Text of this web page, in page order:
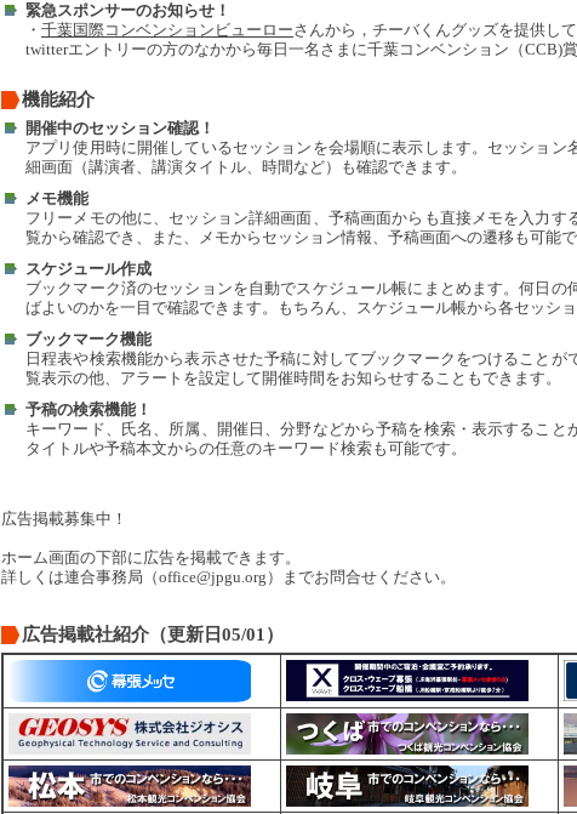
緊急スポンサーのお知らせ！
・ 千葉国際コンベンションビューローさんから，チーバくんグッズを提供し
twitterエントリーの方のなかから毎日一名さまに千葉コンベンション（CCB)
機能紹介
開催中のセッション確認！
アプリ使用時に開催しているセッションを会場順に表示します。セッション
細画面（講演者、講演タイトル、時間など）も確認できます。
メモ機能
フリーメモの他に、セッション詳細画面、予稿画面からも直接メモを入力す
覧から確認でき、また、メモからセッション情報、予稿画面への遷移も可能で
スケジュール作成
ブックマーク済のセッションを自動でスケジュール帳にまとめます。何日の
ばよいのかを一目で確認できます。もちろん、スケジュール帳から各セッシ
ブックマーク機能
日程表や検索機能から表示させた予稿に対してブックマークをつけることが
覧表示の他、アラートを設定して開催時間をお知らせすることもできます。
予稿の検索機能！
キーワード、氏名、所属、開催日、分野などから予稿を検索・表示すること
タイトルや予稿本文からの任意のキーワード検索も可能です。
広告掲載募集中！
ホーム画面の下部に広告を掲載できます。
詳しくは連合事務局（office@jpgu.org）までお問合せください。
広告掲載社紹介（更新日05/01）